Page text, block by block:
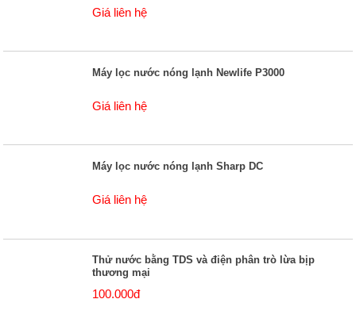
Giá liên hệ
Máy lọc nước nóng lạnh Newlife P3000
Giá liên hệ
Máy lọc nước nóng lạnh Sharp DC
Giá liên hệ
Thử nước bằng TDS và điện phân trò lừa bịp
thương mại
100.000đ